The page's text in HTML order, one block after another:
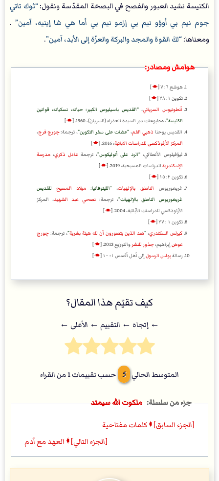
الكنيسة نشيد العبور والفصح في البصخة المقدّسة ونقول: ثوك تاتي
جوم نيم بي أوؤو نيم بي إزمو نيم بي أما هي شا إينيه، آمين .
ومعناها: لكَ القوة والمجد والبركة والعزّة إلى الأبد، آمين .
هوامش ومصادر:
هوشع ٦: ٧ [
🡁
]
تكوين ١: ٢٨
[
🡁
]
أنطونيوس السرياني، القديس باسيليوس الكبير: حياته، نسكياته، قوانين
الكنيسة ، مطبوعات دير السيدة العذراء (السريان)، 1960. [
🡁
]
القديس يوحنا ذهبي الفم، عظات على سفر التكوين ، ترجمة:چورچ فرج،
المركز الأرثوذكسي للدراسات الآبائية، 2016. [
🡁
]
ثيؤفيلوس الأنطاكي، الرد على أتوليكوس ، ترجمةعادل ذكري،مدرسة
الإسكندريةللدراسات المسيحية، 2019. [
🡁
]
تكوين ٢: ١٥
[
🡁
]
غريغوريوس الناطق بالإلهيات، الثيئوفانيا:ميلاد المسيح للقديس
غريغوريوس الناطق بالإلهيات ، ترجمة:نصحي عبد الشهيد، المركز
الأرثوذكسي للدراسات الآبائية، 2004.
[
🡁
]
تكوين ١ : ٢٧
[
🡁
]
كيرلس السكندري، ضد الذين يتصورون أن لله هيئة بشرية ، ترجمة:چورچ
عوضإبراهيم،جذور للنشروالتوزيع 2013. [
🡁
]
رسالةبولس الرسولإلى أهل أفسس ١: ١٠ [
🡁
]
كيف تقيّم هذا المقال؟
← إتجاه ← التقييم ← اﻷعلى ←
المتوسط الحالي 5 حسب تقييمات1من القراء
ملكوت الله سيمتد
[الجزء السابق] 🠼 كلمات مفتاحية
[الجزء التالي] 🠼 العهد مع آدم